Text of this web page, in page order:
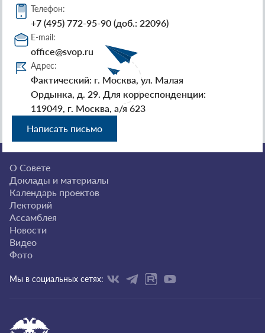
Телефон:
+7 (495) 772-95-90 (доб.: 22096)
E-mail:
office@svop.ru
Адрес:
Фактический: г. Москва, ул. Малая
Ордынка, д. 29. Для корреспонденции:
119049, г. Москва, а/я 623
Написать письмо
О Совете
Доклады и материалы
Календарь проектов
Лекторий
Ассамблея
Новости
Видео
Фото
Мы в социальных сетях: